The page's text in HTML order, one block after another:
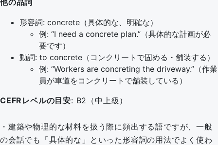
他の品詞
形容詞: concrete（具体的な、明確な）
例: “I need a concrete plan.”（具体的な計画が必
要です）
動詞: to concrete（コンクリートで固める・舗装する）
例: “Workers are concreting the driveway.”（作業
員が車道をコンクリートで舗装している）
CEFRレベルの目安: B2（中上級）
・建築や物理的な材料を扱う際に頻出する語ですが、一般
の会話でも「具体的な」といった形容詞の用法でよく使わ